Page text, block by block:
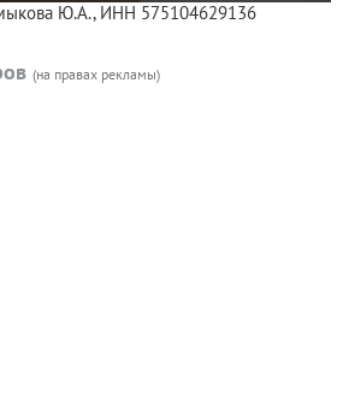
Ю.А., ИНН 575104629136
(на правах рекламы)